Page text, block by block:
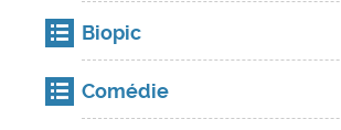
Biopic
Comédie